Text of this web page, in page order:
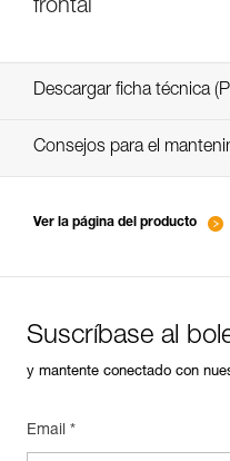
frontal
Descargar ficha técnica
Consejos para el
Ver la página del producto
Suscríbase al
y mantente conectado con
Email *